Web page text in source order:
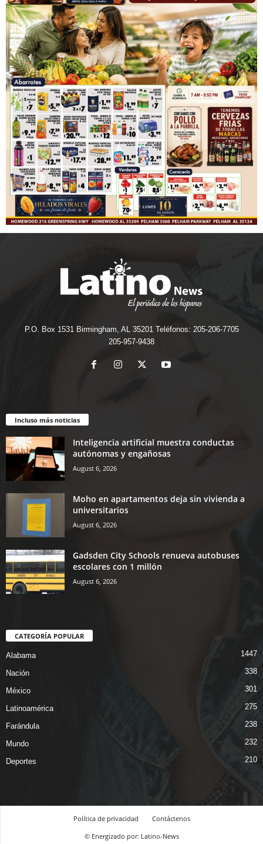
P.O. Box 1531 Birmingham, AL 35201 Teléfonos: 205-206-7705
205-957-9438
Incluso más noticias
Inteligencia artificial muestra conductas
autónomas y engañosas
August 6, 2026
Moho en apartamentos deja sin vivienda a
universitarios
August 6, 2026
Gadsden City Schools renueva autobuses
escolares con 1 millón
August 6, 2026
CATEGORÍA POPULAR
Alabama 1447
Nación 338
México 301
Latinoamérica 275
Farándula 238
Mundo 232
Deportes 210
Política de privacidad
Contáctenos
© Energizado por: Latino-News